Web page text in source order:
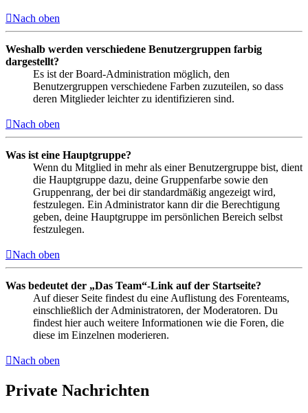
Nach oben
Weshalb werden verschiedene Benutzergruppen farbig
dargestellt?
Es ist der Board-Administration möglich, den
Benutzergruppen verschiedene Farben zuzuteilen, so dass
deren Mitglieder leichter zu identifizieren sind.
Nach oben
Was ist eine Hauptgruppe?
Wenn du Mitglied in mehr als einer Benutzergruppe bist, dient
die Hauptgruppe dazu, deine Gruppenfarbe sowie den
Gruppenrang, der bei dir standardmäßig angezeigt wird,
festzulegen. Ein Administrator kann dir die Berechtigung
geben, deine Hauptgruppe im persönlichen Bereich selbst
festzulegen.
Nach oben
Was bedeutet der „Das Team“-Link auf der Startseite?
Auf dieser Seite findest du eine Auflistung des Forenteams,
einschließlich der Administratoren, der Moderatoren. Du
findest hier auch weitere Informationen wie die Foren, die
diese im Einzelnen moderieren.
Nach oben
Private Nachrichten